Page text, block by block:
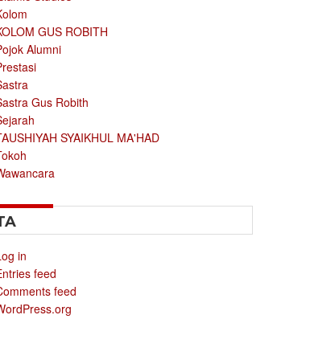
GUS ROBITH
Alumni
Gus Robith
SYAIKHUL MA'HAD
in
feed
feed